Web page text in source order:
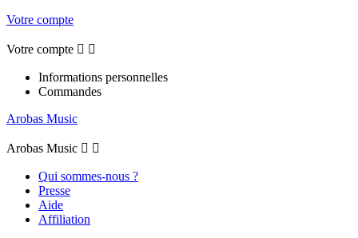
Votre compte
Votre compte  
Informations personnelles
Commandes
Arobas Music
Arobas Music  
Qui sommes-nous ?
Presse
Aide
Affiliation